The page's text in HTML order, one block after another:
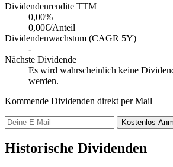
Dividendenrendite TTM
0,00%
0,00€/Anteil
Dividendenwachstum (CAGR 5Y)
-
Nächste Dividende
Es wird wahrscheinlich keine
werden.
Kommende Dividenden direkt per Mail
Kostenlos
Historische Dividenden